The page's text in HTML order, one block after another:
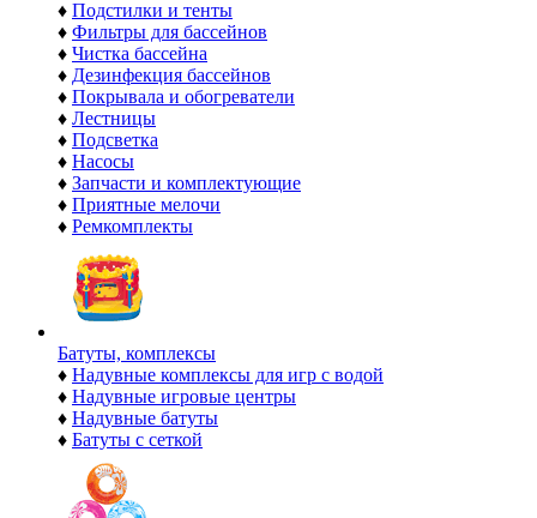
♦ Подстилки и тенты
♦ Фильтры для бассейнов
♦ Чистка бассейна
♦ Дезинфекция бассейнов
♦ Покрывала и обогреватели
♦ Лестницы
♦ Подсветка
♦ Насосы
♦ Запчасти и комплектующие
♦ Приятные мелочи
♦ Ремкомплекты
Батуты, комплексы
♦ Надувные комплексы для игр с водой
♦ Надувные игровые центры
♦ Надувные батуты
♦ Батуты с сеткой